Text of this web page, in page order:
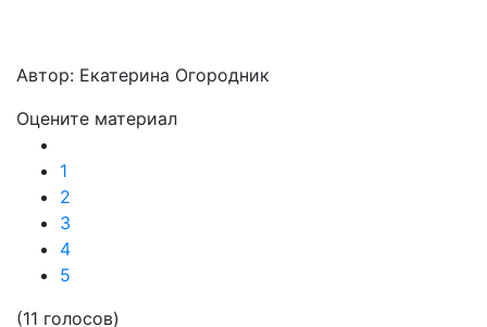
Автор: Екатерина Огородник
Оцените материал
1
2
3
4
5
(11 голосов)